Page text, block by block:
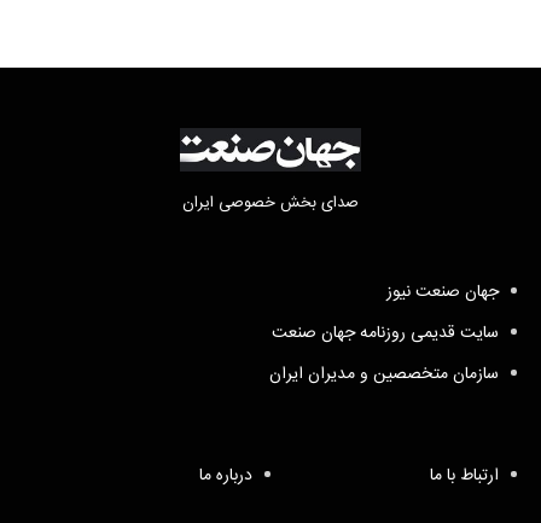
صدای بخش خصوصی ایران
جهان صنعت نیوز
سایت قدیمی روزنامه جهان صنعت
سازمان متخصصین و مدیران ایران
ارتباط با ما درباره ما